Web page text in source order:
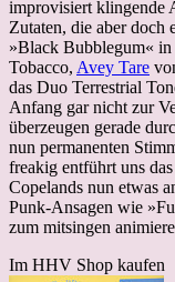
improvisiert klingende
Zutaten, die aber doch
»Black Bubblegum«
Tobacco, Avey Tare
das Duo Terrestrial
Anfang gar nicht zur
überzeugen gerade
nun permanenten
freakig entführt uns
Copelands nun etwas
Punk-Ansagen wie
zum mitsingen
Im HHV Shop kaufen